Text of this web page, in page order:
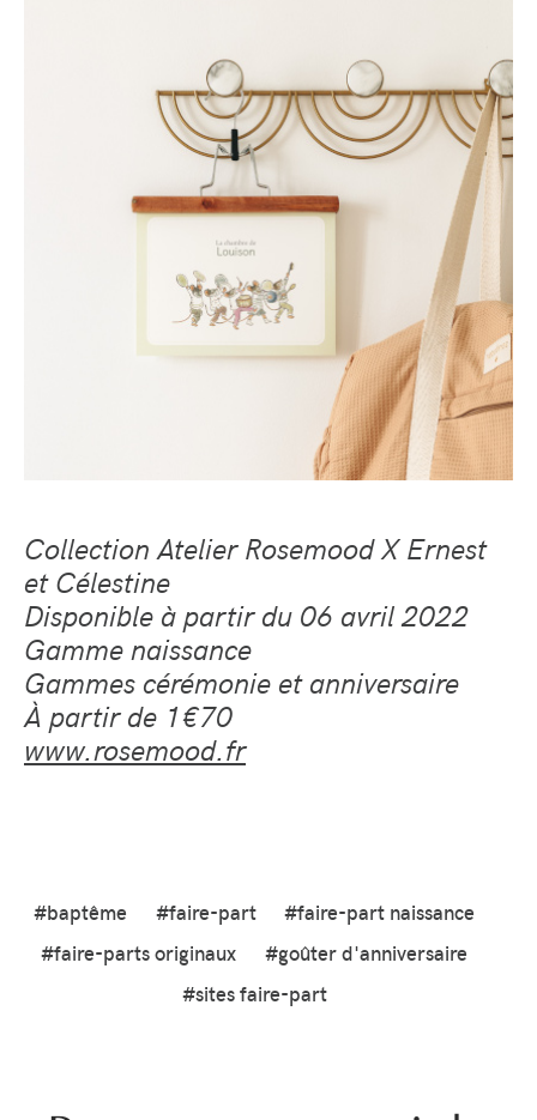
Collection Atelier Rosemood X Ernest
et Célestine
Disponible à partir du 06 avril 2022
Gamme naissance
Gammes cérémonie et anniversaire
À partir de 1€70
www.rosemood.fr
#baptême #faire-part
#faire-part naissance
#faire-parts originaux
#goûter d'anniversaire
#sites faire-part